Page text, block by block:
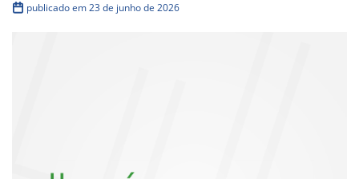
publicado em 23 de junho de 2026